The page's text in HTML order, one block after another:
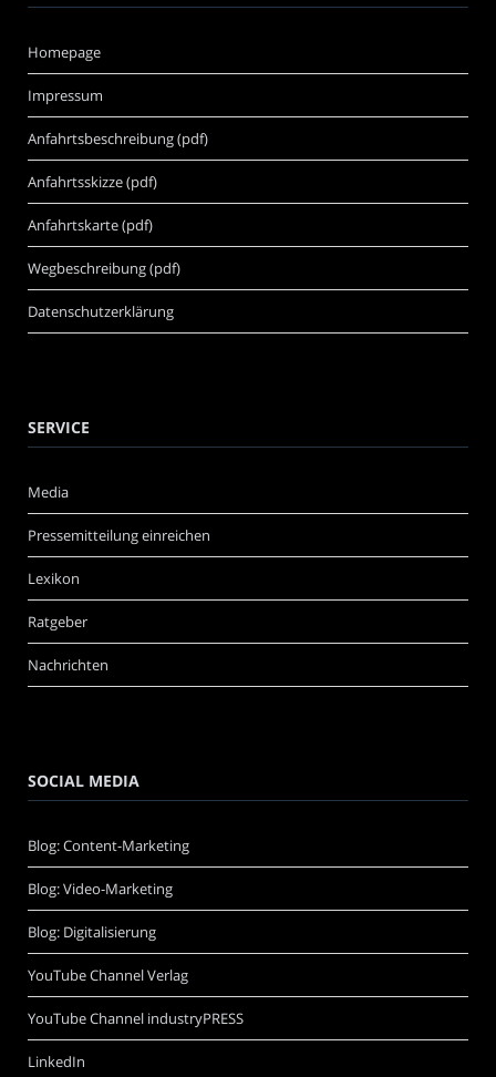
Homepage
Impressum
Anfahrtsbeschreibung (pdf)
Anfahrtsskizze (pdf)
Anfahrtskarte (pdf)
Wegbeschreibung (pdf)
Datenschutzerklärung
SERVICE
Media
Pressemitteilung einreichen
Lexikon
Ratgeber
Nachrichten
SOCIAL MEDIA
Blog: Content-Marketing
Blog: Video-Marketing
Blog: Digitalisierung
YouTube Channel Verlag
YouTube Channel industryPRESS
LinkedIn